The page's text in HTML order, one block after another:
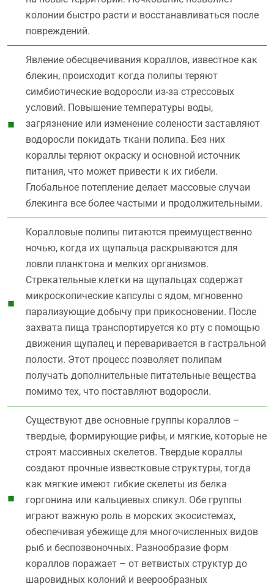
колонии быстро расти и восстанавливаться после
повреждений.
Явление обесцвечивания кораллов, известное как
блекин, происходит когда полипы теряют
симбиотические водоросли из-за стрессовых
условий. Повышение температуры воды,
загрязнение или изменение солености заставляют
водоросли покидать ткани полипа. Без них
кораллы теряют окраску и основной источник
питания, что может привести к их гибели.
Глобальное потепление делает массовые случаи
блекинга все более частыми и продолжительными.
Коралловые полипы питаются преимущественно
ночью, когда их щупальца раскрываются для
ловли планктона и мелких организмов.
Стрекательные клетки на щупальцах содержат
микроскопические капсулы с ядом, мгновенно
парализующие добычу при прикосновении. После
захвата пища транспортируется ко рту с помощью
движения щупалец и переваривается в гастральной
полости. Этот процесс позволяет полипам
получать дополнительные питательные вещества
помимо тех, что поставляют водоросли.
Существуют две основные группы кораллов –
твердые, формирующие рифы, и мягкие, которые не
строят массивных скелетов. Твердые кораллы
создают прочные известковые структуры, тогда
как мягкие имеют гибкие скелеты из белка
горгонина или кальциевых спикул. Обе группы
играют важную роль в морских экосистемах,
обеспечивая убежище для многочисленных видов
рыб и беспозвоночных. Разнообразие форм
кораллов поражает – от ветвистых структур до
шаровидных колоний и веерообразных